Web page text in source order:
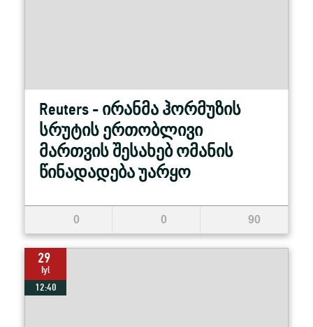
Reuters - ირანმა ჰორმუზის
სრუტის ერთობლივი
მართვის შესახებ ომანის
წინადადება უარყო
0 0 90
29
Iyl
12:40